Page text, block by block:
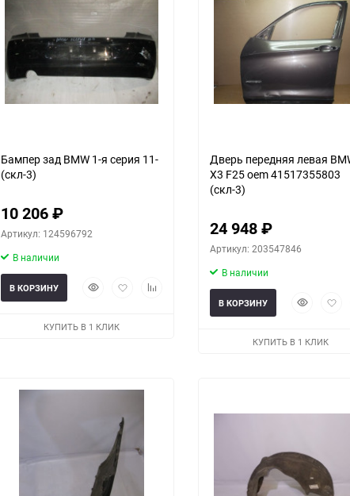
Бампер зад BMW 1-я серия 11-
(скл-3)
10 206₽
Артикул: 124596792
В наличии
БыстрыйДобавитьДобавить
В КОРЗИНУ
КУПИТЬ В 1 КЛИК
Дверь передняя левая
X3 F25 oem 41517355803
(скл-3)
24 948₽
Артикул: 203547846
В наличии
Быстрый
В КОРЗИНУ
КУПИТЬ В 1 КЛИК